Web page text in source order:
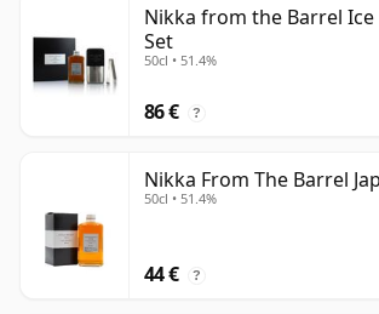
Nikka from the Barrel
Set
50cl • 51.4%
86 € ?
Nikka From The Barrel
50cl • 51.4%
44 € ?